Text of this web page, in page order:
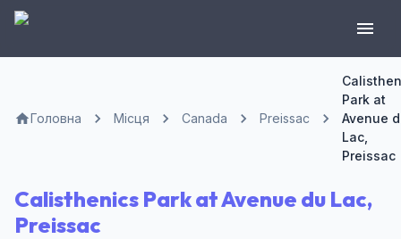
Головна Місця Canada Preissac
Park at
Avenue
Lac,
Preissac
Calisthenics Park at Avenue du Lac,
Preissac